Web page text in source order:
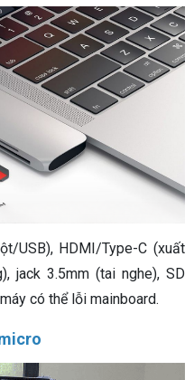
USB), HDMI/Type-C (xuất
jack 3.5mm (tai nghe), SD
có thể lỗi mainboard.